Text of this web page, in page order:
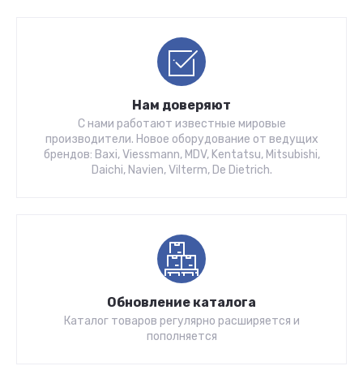
Нам доверяют
С нами работают известные мировые
производители. Новое oбopудовaние oт ведущих
бpeндoв: Baxi, Viessmann, MDV, Kentatsu, Mitsubishi,
Daichi, Navien, Vilterm, De Dietrich.
Обновление каталога
Каталог товаров регулярно расширяется и
пополняется